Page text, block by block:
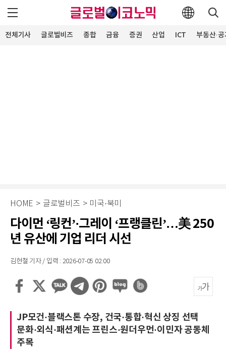
전체기사 글로벌비즈 종합 금융 증권 산업 ICT 부동산·
HOME > 글로벌비즈 > 미국·북미
다이먼 ‘링컨’·그레이 ‘프랭클린’…美 250
년 유산에 기업 리더 시선
김현철 기자 / 입력 : 2026-07-05 02:00
JP모건·블랙스톤 수장, 건국·통합·혁신 상징 선택
문화·외식·패션계는 프린스·원더우먼·이민자 공동체
주목